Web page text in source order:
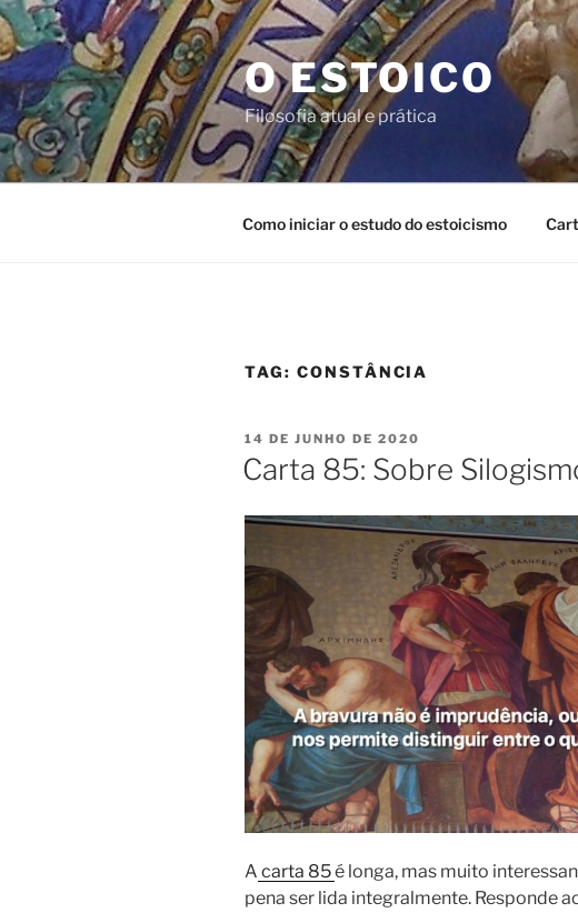
Pular
para
o
conteúdo
O ESTOICO
Filosofia atual e prática
Como iniciar o estudo do estoicismo
TAG: CONSTÂNCIA
PUBLICADO
EM
14 DE JUNHO DE 2020
Carta 85: Sobre
A carta 85é longa, mas muito
pena ser lida integralmente. Responde